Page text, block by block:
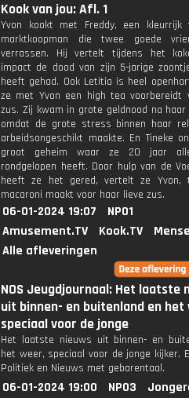
Kook van jou: Afl. 1
Yvon kookt met Freddy, een kleurrijk
marktkoopman die twee goede
verrassen. Hij vertelt tijdens het
impact de dood van zijn 5-jarige
heeft gehad. Ook Letitia is heel
ze met Yvon een high tea voorbereidt
zus. Zij kwam in grote geldnood na haar
omdat de grote stress binnen haar
arbeidsongeschikt maakte. En Tineke
groot geheim waar ze 20 jaar
rondgelopen heeft. Door hulp van de
heeft ze het gered, vertelt ze Yvon,
macaroni maakt voor haar lieve zus.
06-01-2024 19:07
NPO1
Amusement.TV
Kook.TV
Alle afleveringen
NOS Jeugdjournaal: Het laatste
uit binnen- en buitenland en het
speciaal voor de jonge
Het laatste nieuws uit binnen- en
het weer, speciaal voor de jonge kijker.
Politiek en Nieuws met gebarentaal.
06-01-2024 19:00 NPO3